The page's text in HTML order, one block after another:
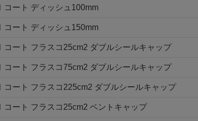
ート ディッシュ100mm
ート ディッシュ150mm
ート フラスコ25cm2 ダブルシールキャップ
ート フラスコ75cm2 ダブルシールキャップ
ート フラスコ225cm2 ダブルシールキャップ
ート フラスコ25cm2 ベントキャップ